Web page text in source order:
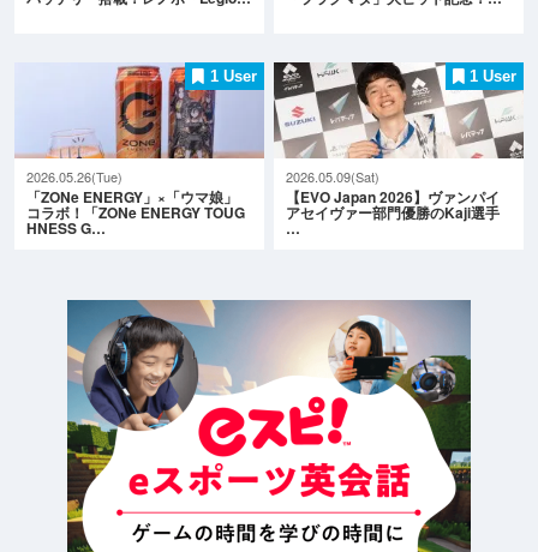
1 User
2026.05.26(Tue)
「ZONe ENERGY」×「ウマ娘」
コラボ！「ZONe ENERGY TOUG
HNESS G…
1 User
2026.05.09(Sat)
【EVO Japan 2026】ヴァンパイ
アセイヴァー部門優勝のKaji選手
…